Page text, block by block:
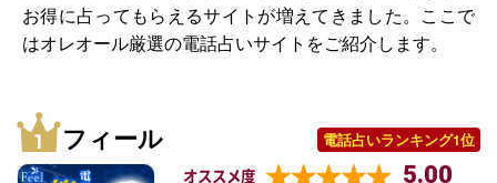
お得に占ってもらえるサイトが増えてきました。ここで
はオレオール厳選の電話占いサイトをご紹介します。
フィール 電話占いランキング1位
オススメ度 5.00